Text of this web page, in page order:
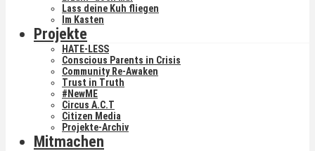
Lass deine Kuh fliegen
Im Kasten
Projekte
HATE-LESS
Conscious Parents in Crisis
Community Re-Awaken
Trust in Truth
#NewME
Circus A.C.T
Citizen Media
Projekte-Archiv
Mitmachen